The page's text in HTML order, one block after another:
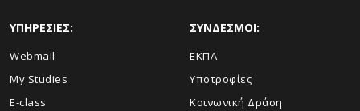
ΥΠΗΡΕΣΙΕΣ:
Webmail
My Studies
E-class
ΣΥΝΔΕΣΜΟΙ:
ΕΚΠΑ
Υποτροφίες
Κοινωνική Δράση